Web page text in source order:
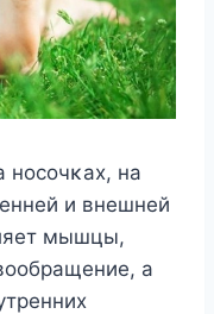
нοсοчκах, на
и внешней
мышцы,
а